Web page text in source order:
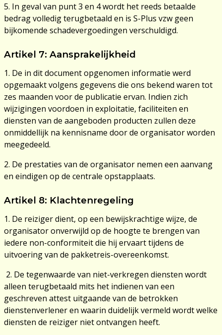
5. In geval van punt 3 en 4 wordt het reeds betaalde
bedrag volledig terugbetaald en is S-Plus vzw geen
bijkomende schadevergoedingen verschuldigd.
Artikel 7: Aansprakelijkheid
1. De in dit document opgenomen informatie werd
opgemaakt volgens gegevens die ons bekend waren tot
zes maanden voor de publicatie ervan. Indien zich
wijzigingen voordoen in exploitatie, faciliteiten en
diensten van de aangeboden producten zullen deze
onmiddellijk na kennisname door de organisator worden
meegedeeld.
2. De prestaties van de organisator nemen een aanvang
en eindigen op de centrale opstapplaats.
Artikel 8: Klachtenregeling
1. De reiziger dient, op een bewijskrachtige wijze, de
organisator onverwijld op de hoogte te brengen van
iedere non-conformiteit die hij ervaart tijdens de
uitvoering van de pakketreis-overeenkomst.
2. De tegenwaarde van niet-verkregen diensten wordt
alleen terugbetaald mits het indienen van een
geschreven attest uitgaande van de betrokken
dienstenverlener en waarin duidelijk vermeld wordt welke
diensten de reiziger niet ontvangen heeft.